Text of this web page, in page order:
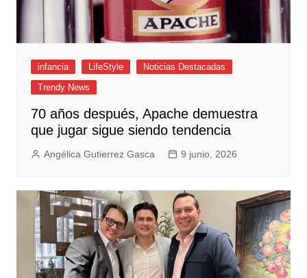
infancia LifeStyle
Noticias Destacadas
Trendy News
70 años después, Apache demuestra
que jugar sigue siendo tendencia
Angélica Gutierrez Gasca 9 junio, 2026